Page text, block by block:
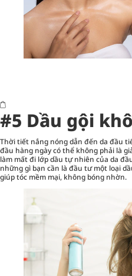
#5 Dầu gội khô
Thời tiết nắng nóng dẫn đến da đầu
đầu hàng ngày có thể không phải là
làm mất đi lớp dầu tự nhiên của da
những gì bạn cần là đầu tư một loại
giúp tóc mềm mại, không bóng nhờn.